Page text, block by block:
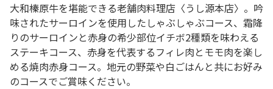
大和榛原牛を堪能できる老舗肉料理店〈うし源本店〉。吟
味されたサーロインを使用したしゃぶしゃぶコース、霜降
りのサーロインと赤身の希少部位イチボ2種類を味わえる
ステーキコース、赤身を代表するフィレ肉とモモ肉を楽し
める焼肉赤身コース。地元の野菜や白ごはんと共にお好み
のコースでご賞味ください。